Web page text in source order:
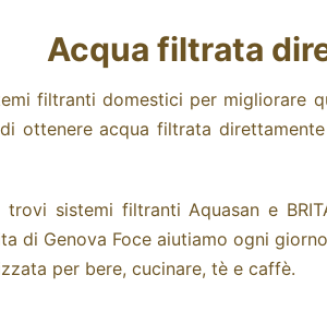
Acqua filtrata
filtranti domestici per migliorare
ottenere acqua filtrata
sistemi filtranti Aquasan e
di Genova Foce aiutiamo ogni
per bere, cucinare, tè e caffè.